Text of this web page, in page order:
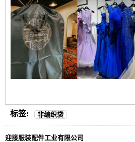
标签: 非编织袋
迎接服装配件工业有限公司